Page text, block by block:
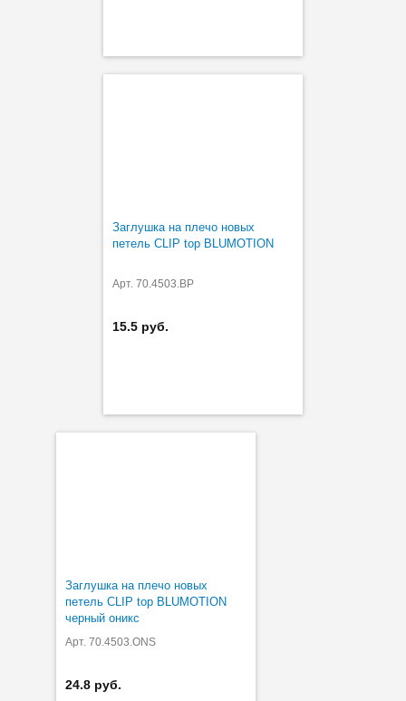
Заглушка на плечо новых
петель CLIP top BLUMOTION
Арт. 70.4503.BP
15.5 руб.
Заглушка на плечо новых
петель CLIP top BLUMOTION
черный оникс
Арт. 70.4503.ONS
24.8 руб.